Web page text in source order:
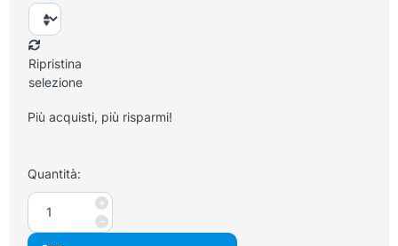
Ripristina
selezione
Più acquisti, più risparmi!
Quantità:
-
Camice
monopetto
donna
+